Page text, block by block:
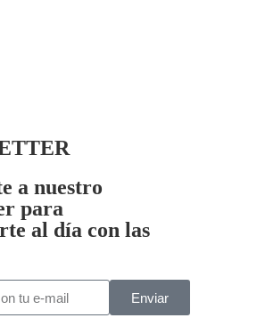
a nuestro
para
al día con las
Enviar